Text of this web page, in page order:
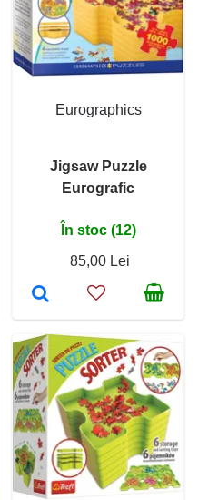
Eurographics
Jigsaw Puzzle
Eurografic
În stoc (12)
85,00 Lei